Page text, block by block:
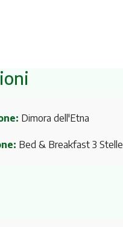
Dimora dell'Etna
Bed & Breakfast 3 Stelle